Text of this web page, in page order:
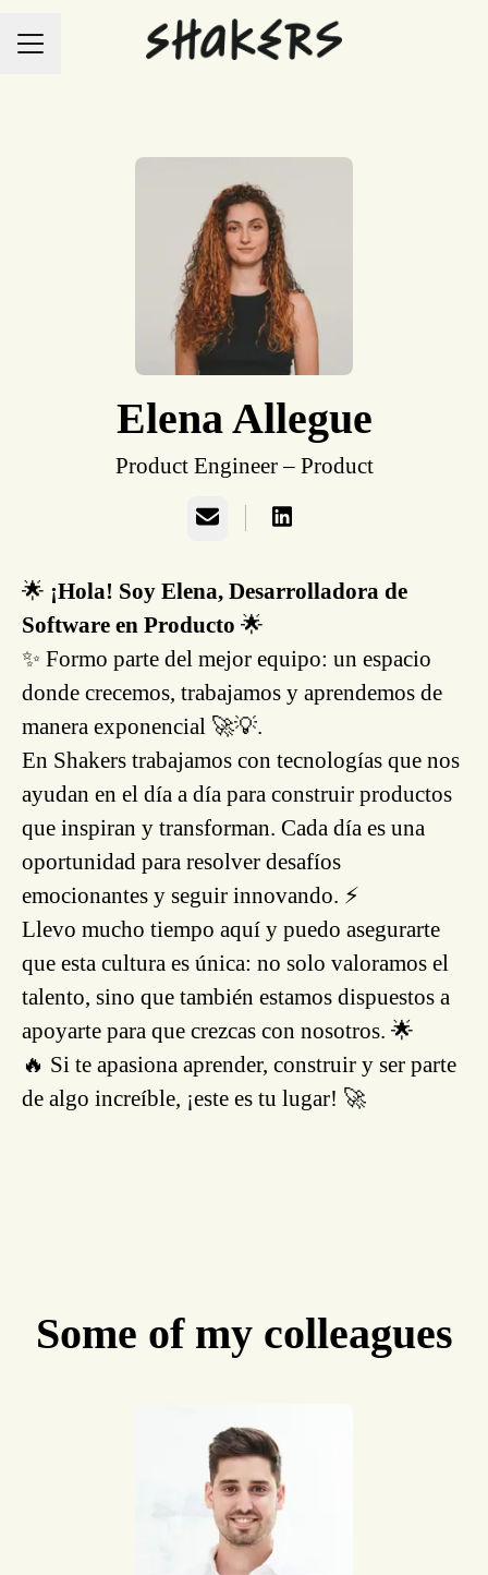
Career menu
Elena Allegue
Product Engineer – Product
Email
🌟 ¡Hola! Soy Elena, Desarrolladora de
Software en Producto 🌟
✨ Formo parte del mejor equipo: un espacio
donde crecemos, trabajamos y aprendemos de
manera exponencial 🚀💡.
En Shakers trabajamos con tecnologías que nos
ayudan en el día a día para construir productos
que inspiran y transforman. Cada día es una
oportunidad para resolver desafíos
emocionantes y seguir innovando. ⚡️
Llevo mucho tiempo aquí y puedo asegurarte
que esta cultura es única: no solo valoramos el
talento, sino que también estamos dispuestos a
apoyarte para que crezcas con nosotros. 🌟
🔥 Si te apasiona aprender, construir y ser parte
de algo increíble, ¡este es tu lugar! 🚀
Some of my colleagues